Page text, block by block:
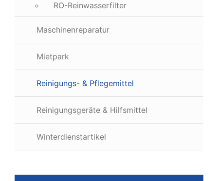
RO-Reinwasserfilter
Maschinenreparatur
Mietpark
Reinigungs- & Pflegemittel
Reinigungsgeräte & Hilfsmittel
Winterdienstartikel